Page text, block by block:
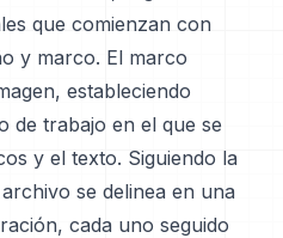
que comienzan con
y marco. El marco
estableciendo
de trabajo en el que se
y el texto. Siguiendo la
se delinea en una
cada uno seguido